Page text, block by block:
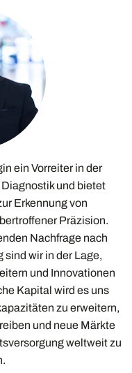
ein Vorreiter in der
und bietet
Erkennung von
Präzision.
Nachfrage nach
wir in der Lage,
und Innovationen
Kapital wird es uns
zu erweitern,
und neue Märkte
weltweit zu